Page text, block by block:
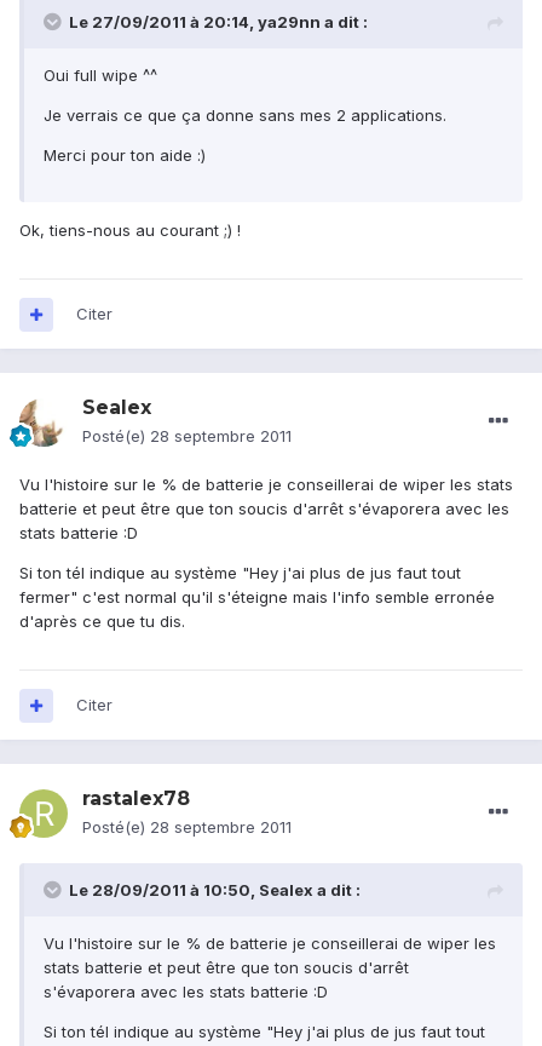
Le 27/09/2011 à 20:14, ya29nn a dit :
Oui full wipe ^^
Je verrais ce que ça donne sans mes 2 applications.
Merci pour ton aide :)
Ok, tiens-nous au courant ;) !
Citer
Sealex
Posté(e) 28 septembre 2011
Vu l'histoire sur le % de batterie je conseillerai de wiper les stats
batterie et peut être que ton soucis d'arrêt s'évaporera avec les
stats batterie :D
Si ton tél indique au système "Hey j'ai plus de jus faut tout
fermer" c'est normal qu'il s'éteigne mais l'info semble erronée
d'après ce que tu dis.
Citer
rastalex78
Posté(e) 28 septembre 2011
Le 28/09/2011 à 10:50, Sealex a dit :
Vu l'histoire sur le % de batterie je conseillerai de wiper les
stats batterie et peut être que ton soucis d'arrêt
s'évaporera avec les stats batterie :D
Si ton tél indique au système "Hey j'ai plus de jus faut tout